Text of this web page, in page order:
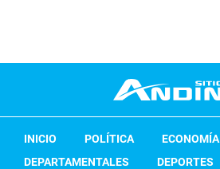
INICIO POLÍTICA ECONOMÍA
DEPARTAMENTALES
DEPORTES